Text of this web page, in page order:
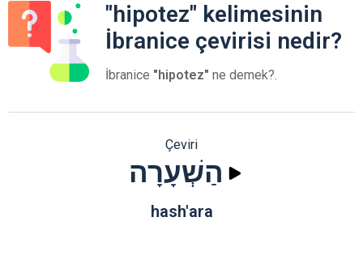
"hipotez" kelimesinin
İbranice çevirisi nedir?
İbranice "hipotez" ne demek?.
Çeviri
הַשְׁעָרָה
hash'ara